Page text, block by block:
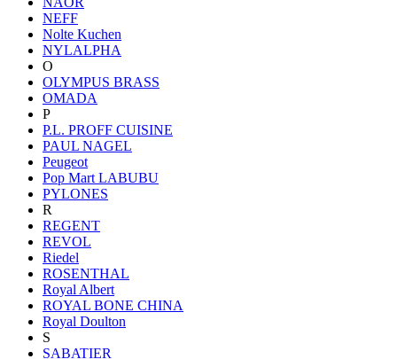
NEFF
Nolte Kuchen
NYLALPHA
O
OLYMPUS BRASS
OMADA
P
P.L. PROFF CUISINE
PAUL NAGEL
Peugeot
Pop Mart LABUBU
PYLONES
R
REGENT
REVOL
Riedel
ROSENTHAL
Royal Albert
ROYAL BONE CHINA
Royal Doulton
S
SABATIER